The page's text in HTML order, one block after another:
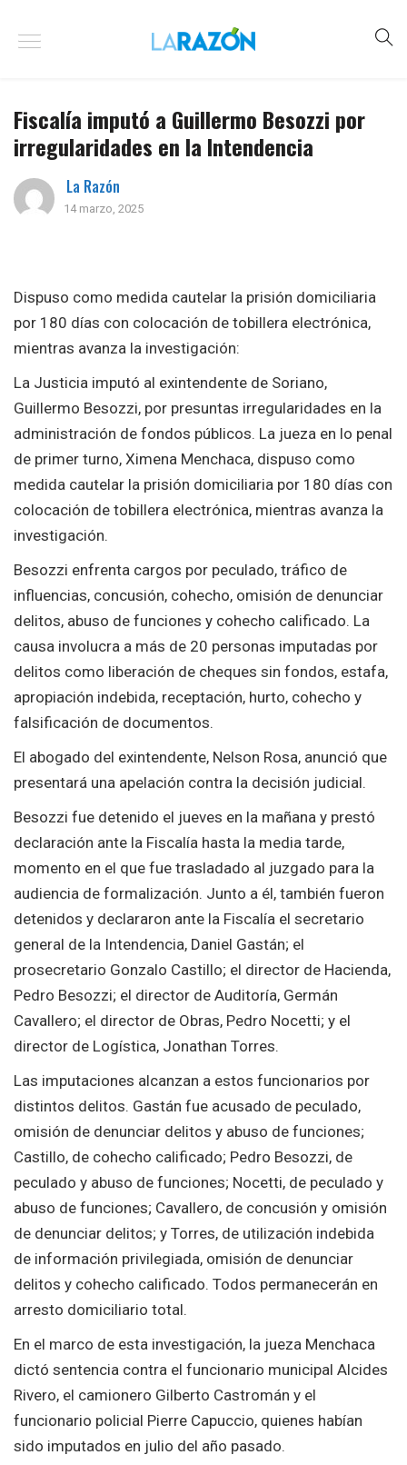
Fiscalía imputó a Guillermo Besozzi por
irregularidades en la Intendencia
La Razón
14 marzo, 2025
Dispuso como medida cautelar la prisión domiciliaria
por 180 días con colocación de tobillera electrónica,
mientras avanza la investigación:
La Justicia imputó al exintendente de Soriano,
Guillermo Besozzi, por presuntas irregularidades en la
administración de fondos públicos. La jueza en lo penal
de primer turno, Ximena Menchaca, dispuso como
medida cautelar la prisión domiciliaria por 180 días con
colocación de tobillera electrónica, mientras avanza la
investigación.
Besozzi enfrenta cargos por peculado, tráfico de
influencias, concusión, cohecho, omisión de denunciar
delitos, abuso de funciones y cohecho calificado. La
causa involucra a más de 20 personas imputadas por
delitos como liberación de cheques sin fondos, estafa,
apropiación indebida, receptación, hurto, cohecho y
falsificación de documentos.
El abogado del exintendente, Nelson Rosa, anunció que
presentará una apelación contra la decisión judicial.
Besozzi fue detenido el jueves en la mañana y prestó
declaración ante la Fiscalía hasta la media tarde,
momento en el que fue trasladado al juzgado para la
audiencia de formalización. Junto a él, también fueron
detenidos y declararon ante la Fiscalía el secretario
general de la Intendencia, Daniel Gastán; el
prosecretario Gonzalo Castillo; el director de Hacienda,
Pedro Besozzi; el director de Auditoría, Germán
Cavallero; el director de Obras, Pedro Nocetti; y el
director de Logística, Jonathan Torres.
Las imputaciones alcanzan a estos funcionarios por
distintos delitos. Gastán fue acusado de peculado,
omisión de denunciar delitos y abuso de funciones;
Castillo, de cohecho calificado; Pedro Besozzi, de
peculado y abuso de funciones; Nocetti, de peculado y
abuso de funciones; Cavallero, de concusión y omisión
de denunciar delitos; y Torres, de utilización indebida
de información privilegiada, omisión de denunciar
delitos y cohecho calificado. Todos permanecerán en
arresto domiciliario total.
En el marco de esta investigación, la jueza Menchaca
dictó sentencia contra el funcionario municipal Alcides
Rivero, el camionero Gilberto Castromán y el
funcionario policial Pierre Capuccio, quienes habían
sido imputados en julio del año pasado.